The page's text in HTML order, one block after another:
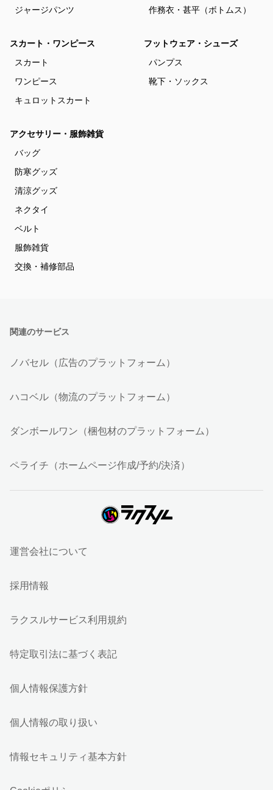
ジャージパンツ
作務衣・甚平（ボトムス）
スカート・ワンピース
スカート
ワンピース
キュロットスカート
フットウェア・シューズ
パンプス
靴下・ソックス
アクセサリー・服飾雑貨
バッグ
防寒グッズ
清涼グッズ
ネクタイ
ベルト
服飾雑貨
交換・補修部品
関連のサービス
ノバセル（広告のプラットフォーム）
ハコベル（物流のプラットフォーム）
ダンボールワン（梱包材のプラットフォーム）
ペライチ（ホームページ作成/予約/決済）
運営会社について
採用情報
ラクスルサービス利用規約
特定取引法に基づく表記
個人情報保護方針
個人情報の取り扱い
情報セキュリティ基本方針